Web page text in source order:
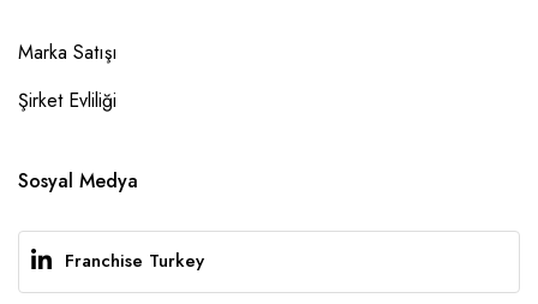
Marka Satışı
Şirket Evliliği
Sosyal Medya
Franchise Turkey